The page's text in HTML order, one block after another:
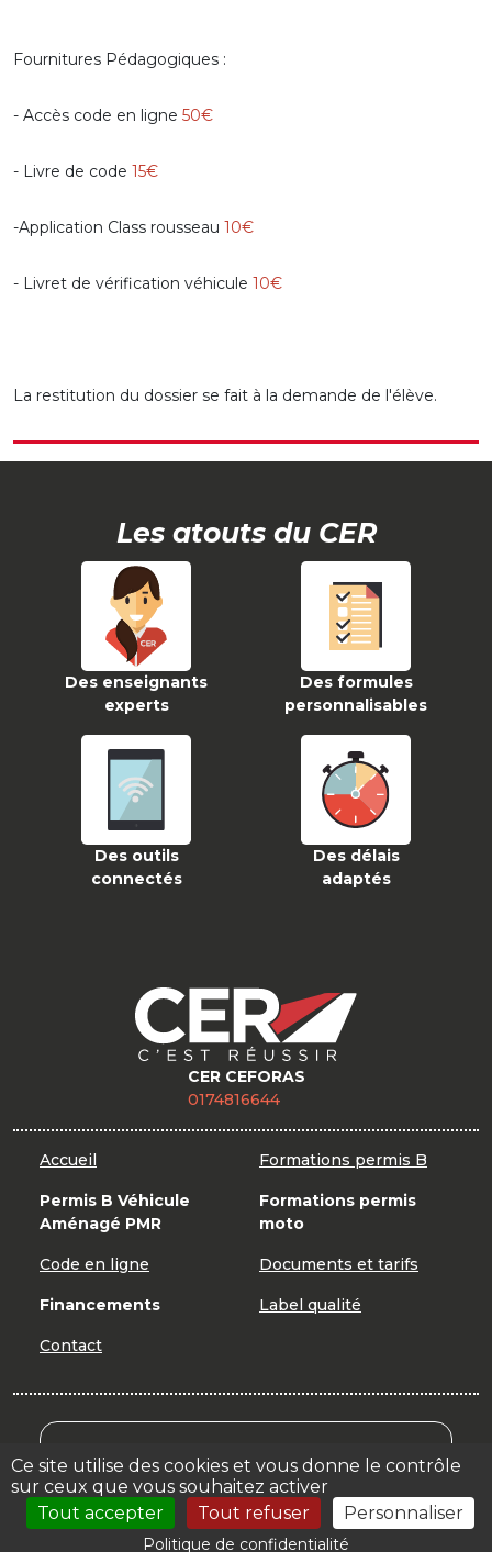
Ce site utilise des cookies et vous donne le contrôle
sur ceux que vous souhaitez activer
Tout accepter
Tout refuser Personnaliser
Politique de confidentialité
Fournitures Pédagogiques :
- Accès code en ligne 50€
- Livre de code 15€
-Application Class rousseau 10€
- Livret de vérification véhicule 10€
La restitution du dossier se fait à la demande de l'élève.
Les atouts du CER
Des enseignants
experts
Des formules
personnalisables
Des outils
connectés
Des délais
adaptés
CER CEFORAS
0174816644
Accueil Formations permis B
Permis B Véhicule
Aménagé PMR
Formations permis
moto
Code en ligne Documents et tarifs
Financements Label qualité
Contact
Votre espace